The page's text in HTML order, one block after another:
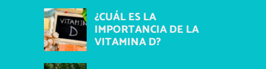
¿CUÁL ES LA
IMPORTANCIA DE LA
VITAMINA D?